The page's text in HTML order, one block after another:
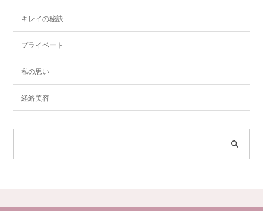
キレイの秘訣
プライベート
私の思い
経絡美容